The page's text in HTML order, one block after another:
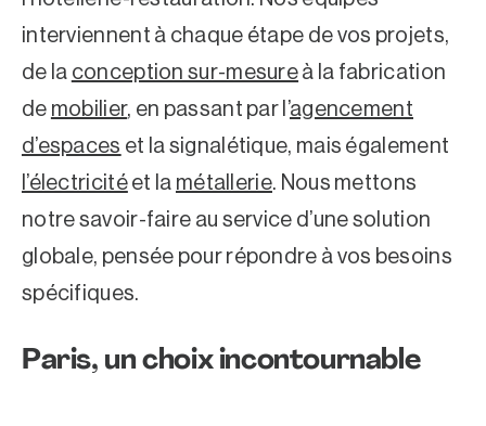
interviennent à chaque étape de vos projets,
de la conception sur-mesure à la fabrication
de mobilier, en passant par l’agencement
d’espaces et la signalétique, mais également
l’électricitéet la métallerie. Nous mettons
notre savoir-faire au service d’une solution
globale, pensée pour répondre à vos besoins
spécifiques.
Paris, un choix incontournable